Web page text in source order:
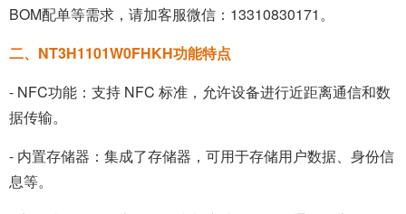
BOM配单等需求，请加客服微信：13310830171。
二、NT3H1101W0FHKH功能特点
- NFC功能：支持 NFC 标准，允许设备进行近距离通信和数
据传输。
- 内置存储器：集成了存储器，可用于存储用户数据、身份信
息等。